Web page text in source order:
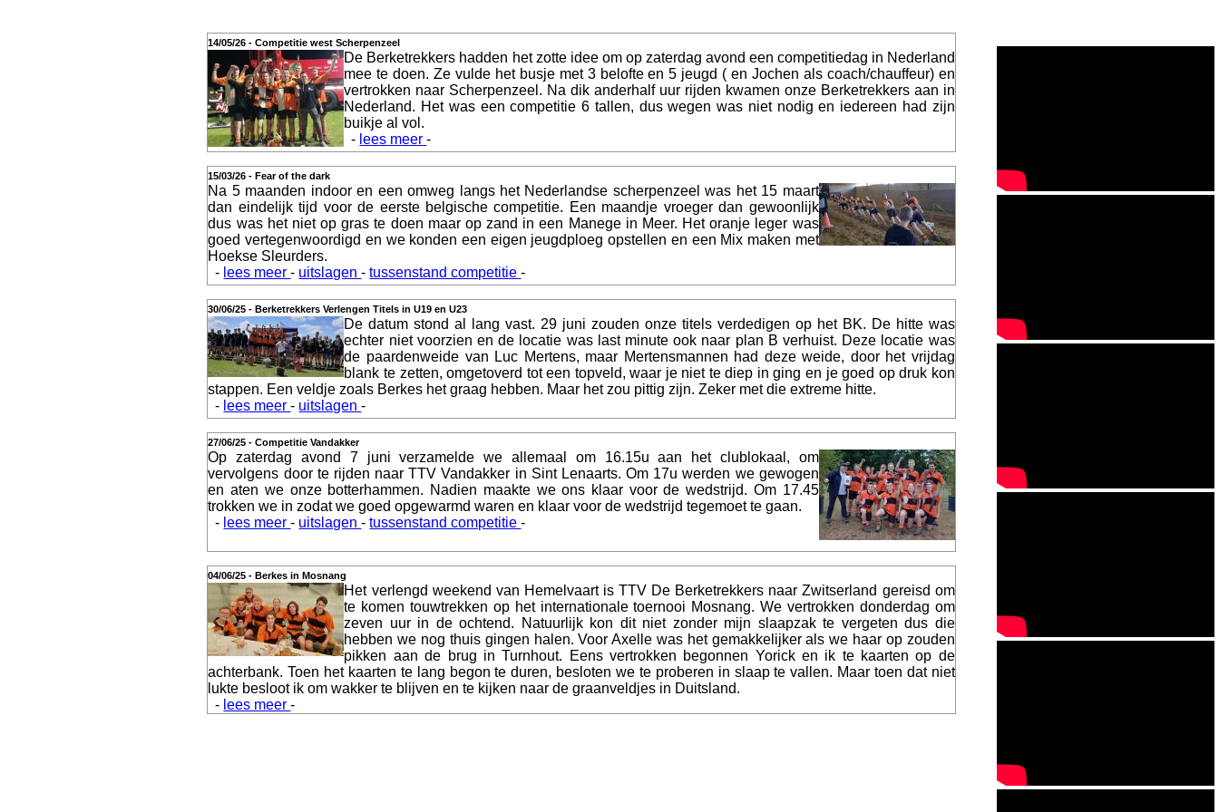
14/05/26 - Competitie west Scherpenzeel
De Berketrekkers hadden het zotte idee om op zaterdag avond een competitiedag in Nederland
mee te doen. Ze vulde het busje met 3 belofte en 5 jeugd ( en Jochen als coach/chauffeur) en
vertrokken naar Scherpenzeel. Na dik anderhalf uur rijden kwamen onze Berketrekkers aan in
Nederland. Het was een competitie 6 tallen, dus wegen was niet nodig en iedereen had zijn
buikje al vol.
- lees meer-
15/03/26 - Fear of the dark
Na 5 maanden indoor en een omweg langs het Nederlandse scherpenzeel was het 15 maart
dan eindelijk tijd voor de eerste belgische competitie. Een maandje vroeger dan gewoonlijk
dus was het niet op gras te doen maar op zand in een Manege in Meer. Het oranje leger was
goed vertegenwoordigd en we konden een eigen jeugdploeg opstellen en een Mix maken met
Hoekse Sleurders.
- lees meer- uitslagen-tussenstand competitie-
30/06/25 - Berketrekkers Verlengen Titels in U19 en U23
De datum stond al lang vast. 29 juni zouden onze titels verdedigen op het BK. De hitte was
echter niet voorzien en de locatie was last minute ook naar plan B verhuist. Deze locatie was
de paardenweide van Luc Mertens, maar Mertensmannen had deze weide, door het vrijdag
blank te zetten, omgetoverd tot een topveld, waar je niet te diep in ging en je goed op druk kon
stappen. Een veldje zoals Berkes het graag hebben. Maar het zou pittig zijn. Zeker met die extreme hitte.
- lees meer- uitslagen-
27/06/25 - Competitie Vandakker
Op zaterdag avond 7 juni verzamelde we allemaal om 16.15u aan het clublokaal, om
vervolgens door te rijden naar TTV Vandakker in Sint Lenaarts. Om 17u werden we gewogen
en aten we onze botterhammen. Nadien maakte we ons klaar voor de wedstrijd. Om 17.45
trokken we in zodat we goed opgewarmd waren en klaar voor de wedstrijd tegemoet te gaan.
- lees meer- uitslagen-tussenstand competitie-
04/06/25 - Berkes in Mosnang
Het verlengd weekend van Hemelvaart is TTV De Berketrekkers naar Zwitserland gereisd om
te komen touwtrekken op het internationale toernooi Mosnang. We vertrokken donderdag om
zeven uur in de ochtend. Natuurlijk kon dit niet zonder mijn slaapzak te vergeten dus die
hebben we nog thuis gingen halen. Voor Axelle was het gemakkelijker als we haar op zouden
pikken aan de brug in Turnhout. Eens vertrokken begonnen Yorick en ik te kaarten op de
achterbank. Toen het kaarten te lang begon te duren, besloten we te proberen in slaap te vallen. Maar toen dat niet
lukte besloot ik om wakker te blijven en te kijken naar de graanveldjes in Duitsland.
- lees meer-